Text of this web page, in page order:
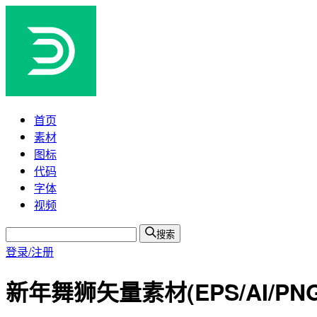
首页
素材
图标
代码
字体
视频
搜索
登录/注册
新年舞狮矢量素材(EPS/AI/